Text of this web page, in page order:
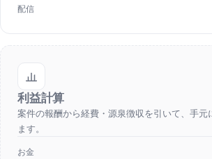
配信
利益計算
案件の報酬から経費・源泉徴収を引いて、手元
ます。
お金